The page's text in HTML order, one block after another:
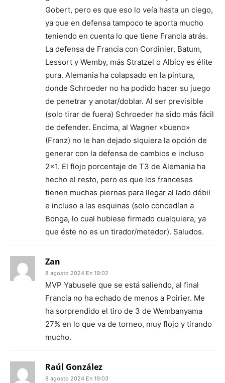
Gobert, pero es que eso lo veía hasta un ciego,
ya que en defensa tampoco te aporta mucho
teniendo en cuenta lo que tiene Francia atrás.
La defensa de Francia con Cordinier, Batum,
Lessort y Wemby, más Stratzel o Albicy es élite
pura. Alemania ha colapsado en la pintura,
donde Schroeder no ha podido hacer su juego
de penetrar y anotar/doblar. Al ser previsible
(solo tirar de fuera) Schroeder ha sido más fácil
de defender. Encima, al Wagner «bueno»
(Franz) no le han dejado siquiera la opción de
generar con la defensa de cambios e incluso
2×1. El flojo porcentaje de T3 de Alemania ha
hecho el resto, pero es que los franceses
tienen muchas piernas para llegar al lado débil
e incluso a las esquinas (solo concedían a
Bonga, lo cual hubiese firmado cualquiera, ya
que éste no es un tirador/metedor). Saludos.
Zan
8 agosto 2024 En 19:02
MVP Yabusele que se está saliendo, al final
Francia no ha echado de menos a Poirier. Me
ha sorprendido el tiro de 3 de Wembanyama
27% en lo que va de torneo, muy flojo y tirando
mucho.
Raúl González
8 agosto 2024 En 19:03